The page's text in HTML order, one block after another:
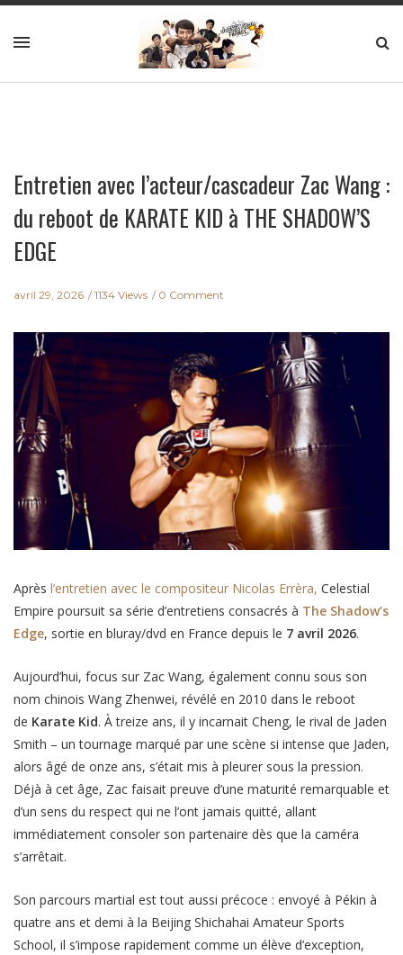
Entretien avec l’acteur/cascadeur Zac Wang :
du reboot de KARATE KID à THE SHADOW’S
EDGE
avril 29, 2026 1134 Views 0 Comment
Après l’entretien avec le compositeur Nicolas Errèra, Celestial
Empire poursuit sa série d’entretiens consacrés à The Shadow’s
Edge, sortie en bluray/dvd en France depuis le ‎ 7 avril 2026.
Aujourd’hui, focus sur Zac Wang, également connu sous son
nom chinois Wang Zhenwei, révélé en 2010 dans le reboot
de Karate Kid. À treize ans, il y incarnait Cheng, le rival de Jaden
Smith – un tournage marqué par une scène si intense que Jaden,
alors âgé de onze ans, s’était mis à pleurer sous la pression.
Déjà à cet âge, Zac faisait preuve d’une maturité remarquable et
d’un sens du respect qui ne l’ont jamais quitté, allant
immédiatement consoler son partenaire dès que la caméra
s’arrêtait.
Son parcours martial est tout aussi précoce : envoyé à Pékin à
quatre ans et demi à la Beijing Shichahai Amateur Sports
School, il s’impose rapidement comme un élève d’exception,